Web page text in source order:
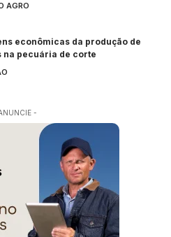
AGRO
econômicas da produção de
na pecuária de corte
-